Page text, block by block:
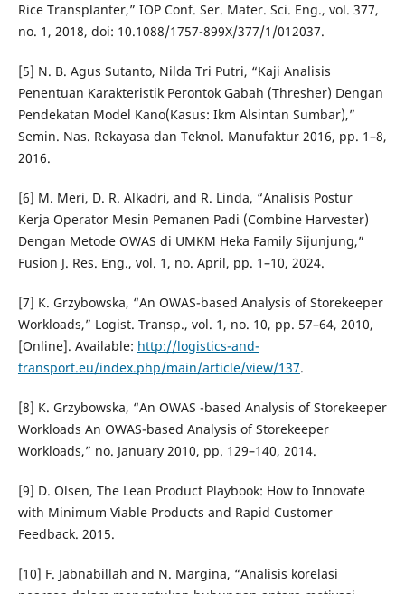
Rice Transplanter,” IOP Conf. Ser. Mater. Sci. Eng., vol. 377,
no. 1, 2018, doi: 10.1088/1757-899X/377/1/012037.
[5] N. B. Agus Sutanto, Nilda Tri Putri, “Kaji Analisis
Penentuan Karakteristik Perontok Gabah (Thresher) Dengan
Pendekatan Model Kano(Kasus: Ikm Alsintan Sumbar),”
Semin. Nas. Rekayasa dan Teknol. Manufaktur 2016, pp. 1–8,
2016.
[6] M. Meri, D. R. Alkadri, and R. Linda, “Analisis Postur
Kerja Operator Mesin Pemanen Padi (Combine Harvester)
Dengan Metode OWAS di UMKM Heka Family Sijunjung,”
Fusion J. Res. Eng., vol. 1, no. April, pp. 1–10, 2024.
[7] K. Grzybowska, “An OWAS-based Analysis of Storekeeper
Workloads,” Logist. Transp., vol. 1, no. 10, pp. 57–64, 2010,
[Online]. Available: http://logistics-and-
transport.eu/index.php/main/article/view/137.
[8] K. Grzybowska, “An OWAS -based Analysis of Storekeeper
Workloads An OWAS-based Analysis of Storekeeper
Workloads,” no. January 2010, pp. 129–140, 2014.
[9] D. Olsen, The Lean Product Playbook: How to Innovate
with Minimum Viable Products and Rapid Customer
Feedback. 2015.
[10] F. Jabnabillah and N. Margina, “Analisis korelasi